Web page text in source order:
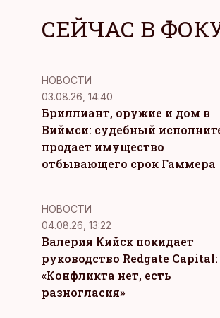
СЕЙЧАС В
НОВОСТИ
03.08.26, 14:40
Бриллиант, оружие и дом в
Виймси: судебный
продает имущество
отбывающего срок Гаммера
НОВОСТИ
04.08.26, 13:22
Валерия Кийск покидает
руководство Redgate Capital:
«Конфликта нет, есть
разногласия»